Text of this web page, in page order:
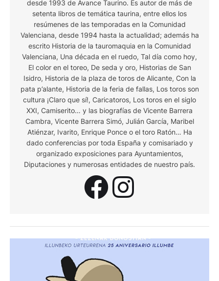
desde 1993 de Avance Taurino. Es autor de más de
setenta libros de temática taurina, entre ellos los
resúmenes de las temporadas en la Comunidad
Valenciana, desde 1994 hasta la actualidad; además ha
escrito Historia de la tauromaquia en la Comunidad
Valenciana, Una década en el ruedo, Tal día como hoy,
El color en el toreo, De seda y oro, Historias de San
Isidro, Historia de la plaza de toros de Alicante, Con la
pata p’alante, Historia de la feria de fallas, Los toros son
cultura ¡Claro que sí!, Caricatoros, Los toros en el siglo
XXI, Camiserito… y las biografías de Vicente Barrera
Cambra, Vicente Barrera Simó, Julián García, Maribel
Atiénzar, Ivarito, Enrique Ponce o el toro Ratón… Ha
dado conferencias por toda España y comisariado y
organizado exposiciones para Ayuntamientos,
Diputaciones y numerosas entidades de nuestro país.